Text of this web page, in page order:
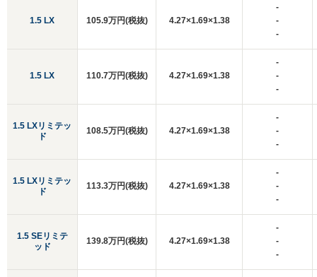
1.5 LX
1.5 LX
1.5 LXリミテッ
ド
1.5 LXリミテッ
ド
1.5 SEリミテ
ッド
105.9万円(税抜) 4.27×1.69×1.38
-
-
-
110.7万円(税抜) 4.27×1.69×1.38
-
-
-
108.5万円(税抜) 4.27×1.69×1.38
-
-
-
113.3万円(税抜) 4.27×1.69×1.38
-
-
-
139.8万円(税抜) 4.27×1.69×1.38
-
-
-